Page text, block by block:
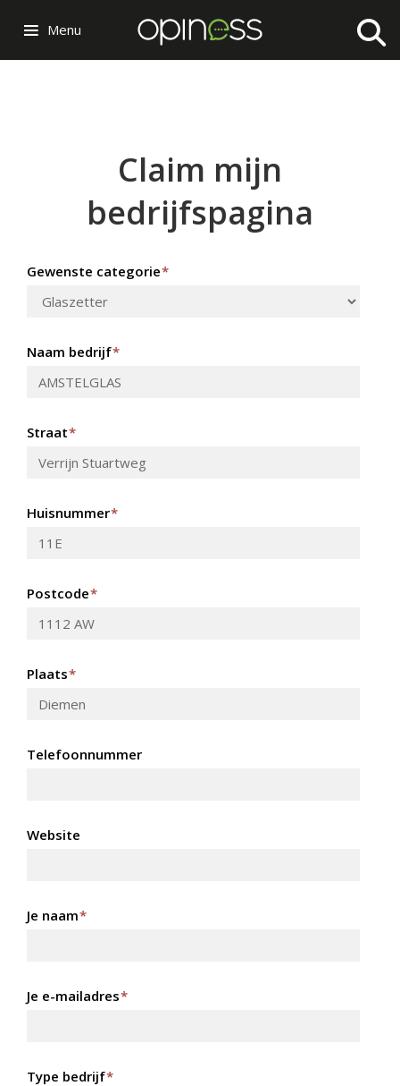
Menu
Claim mijn
bedrijfspagina
Gewenste categorie*
Naam bedrijf*
Straat*
Huisnummer*
Postcode*
Plaats*
Telefoonnummer
Website
Je naam*
Je e-mailadres*
Type bedrijf*